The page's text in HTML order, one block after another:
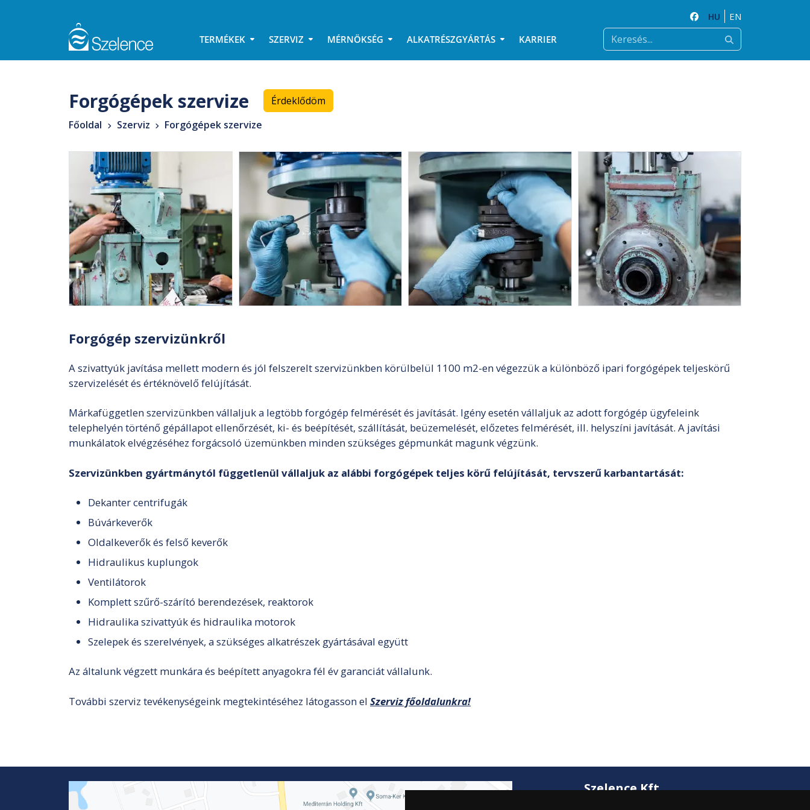
HU
EN
TERMÉKEK
SZERVIZ MÉRNÖKSÉG ALKATRÉSZGYÁRTÁS KARRIER
Forgógépek szervize
Érdeklődöm
Főoldal
Szerviz Forgógépek szervize
Forgógép szervizünkről
A szivattyúk javítása mellett modern és jól felszerelt szervizünkben körülbelül 1100 m2-en végezzük a különböző ipari forgógépek teljeskörű
szervizelését és értéknövelő felújítását.
Márkafüggetlen szervizünkben vállaljuk a legtöbb forgógép felmérését és javítását. Igény esetén vállaljuk az adott forgógép ügyfeleink
telephelyén történő gépállapot ellenőrzését, ki- és beépítését, szállítását, beüzemelését, előzetes felmérését, ill. helyszíni javítását. A javítási
munkálatok elvégzéséhez forgácsoló üzemünkben minden szükséges gépmunkát magunk végzünk.
Szervizünkben gyártmánytól függetlenül vállaljuk az alábbi forgógépek teljes körű felújítását, tervszerű karbantartását:
Dekanter centrifugák
Búvárkeverők
Oldalkeverők és felső keverők
Hidraulikus kuplungok
Ventilátorok
Komplett szűrő-szárító berendezések, reaktorok
Hidraulika szivattyúk és hidraulika motorok
Szelepek és szerelvények, a szükséges alkatrészek gyártásával együtt
Az általunk végzett munkára és beépített anyagokra fél év garanciát vállalunk.
További szerviz tevékenységeink megtekintéséhez látogasson el Szerviz főoldalunkra!
Szelence Kft.